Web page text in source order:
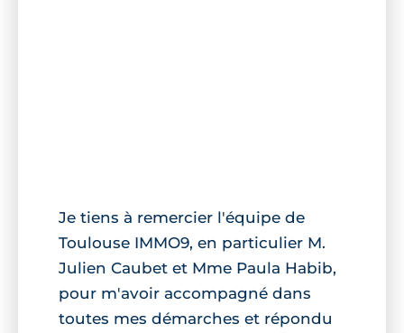
Je tiens à remercier l'équipe de
Toulouse IMMO9, en particulier M.
Julien Caubet et Mme Paula Habib,
pour m'avoir accompagné dans
toutes mes démarches et répondu